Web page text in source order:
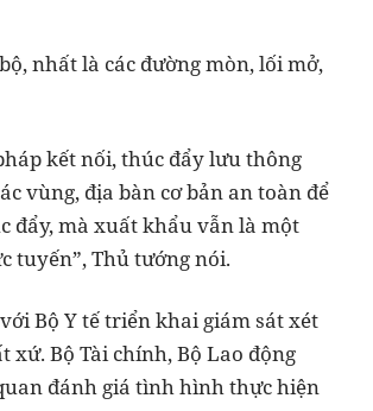
nhất là các đường mòn, lối mở,
kết nối, thúc đẩy lưu thông
vùng, địa bàn cơ bản an toàn để
đẩy, mà xuất khẩu vẫn là một
tuyến”, Thủ tướng nói.
Bộ Y tế triển khai giám sát xét
Bộ Tài chính, Bộ Lao động
đánh giá tình hình thực hiện